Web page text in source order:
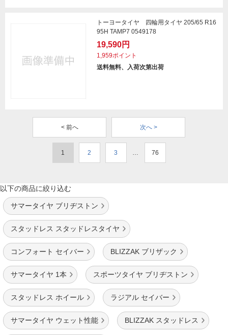
トーヨータイヤ 四輪用タイヤ 205/65 R16
95H TAMP7 0549178
19,590円
1,959ポイント
送料無料、入荷次第出荷
< 前へ 次へ >
1 2 3 … 76
以下の商品に絞り込む
サマータイヤ ブリヂストン
スタッドレス スタッドレスタイヤ
コンフォート セイバー BLIZZAK ブリザック
サマータイヤ 1本 スポーツタイヤ ブリヂストン
スタッドレス ホイール ラジアル セイバー
サマータイヤ ウェット性能 BLIZZAK スタッドレス